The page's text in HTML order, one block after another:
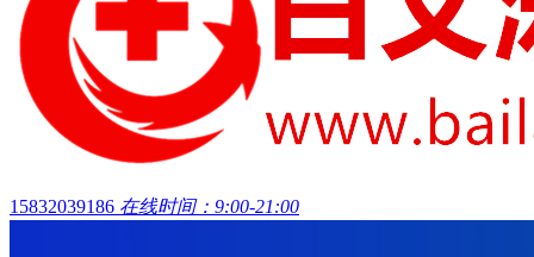
15832039186 在线时间：9:00-21:00